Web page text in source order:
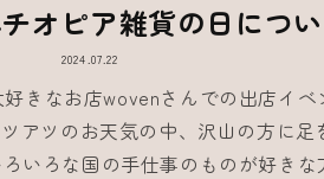
オピア雑貨の日につ
2024.07.22
きなお店wovenさんでの出店イ
アツのお天気の中、沢山の方に
いろな国の手仕事のものが好き